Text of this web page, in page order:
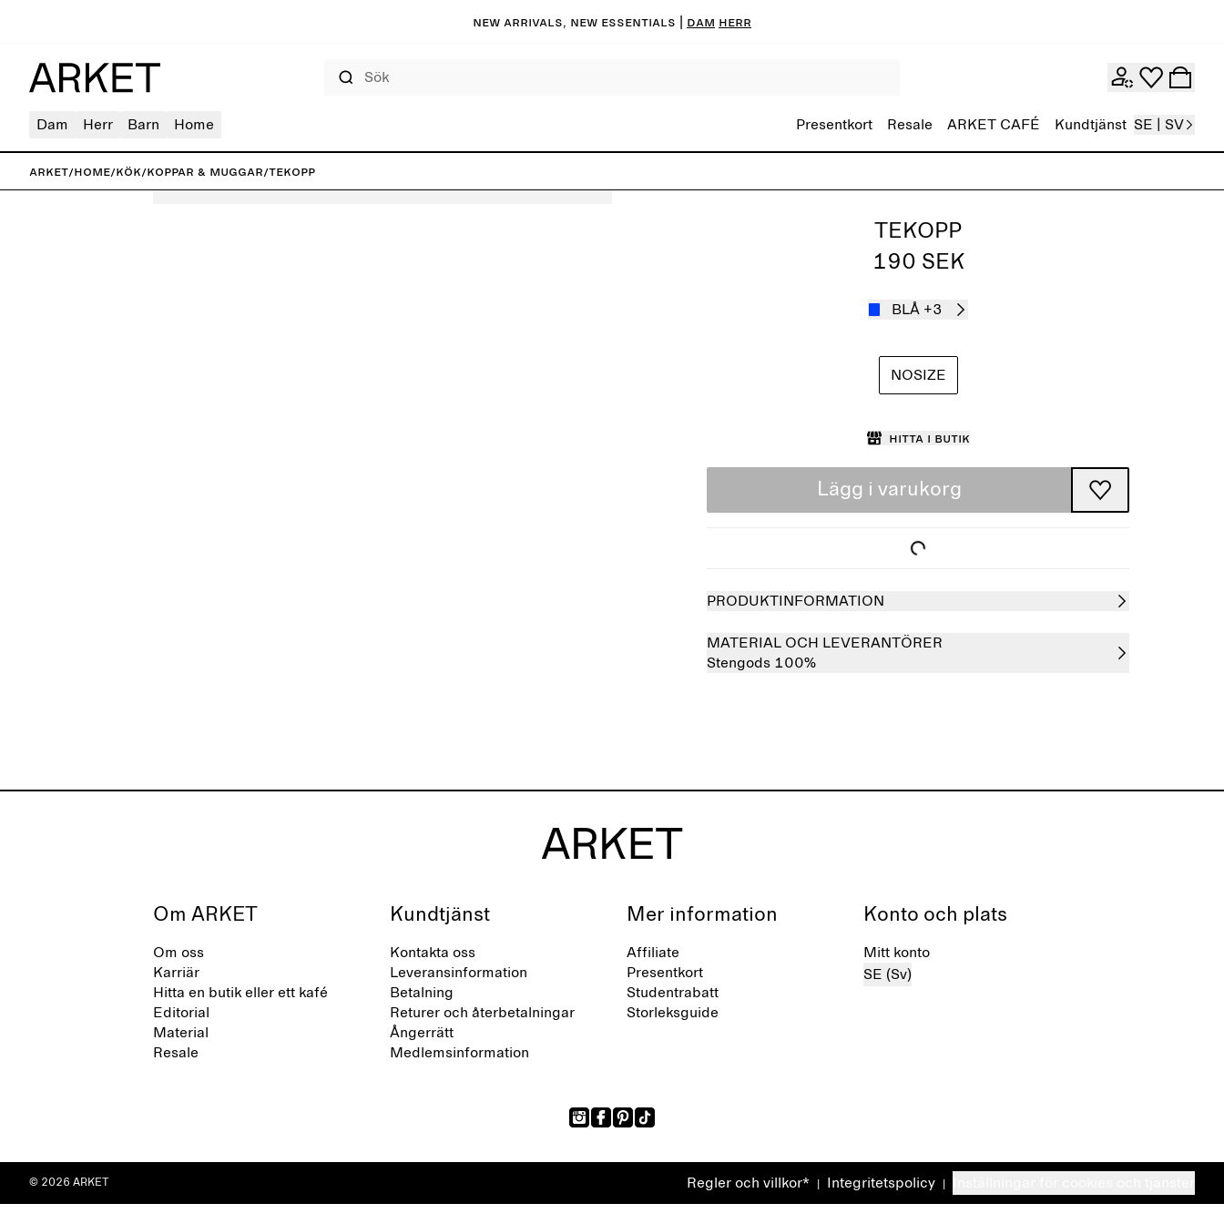
New arrivals, new essentials | Dam Herr
Dam Herr Barn Home Presentkort Resale ARKET CAFÉ Kundtjänst SE | SV
ARKET/Home/Kök/Koppar & muggar/Tekopp
TEKOPP
190 SEK
BLÅ +3
NOSIZE
Hitta i butik
Lägg i varukorg
PRODUKTINFORMATION
MATERIAL OCH LEVERANTÖRER
Stengods 100%
Om ARKET
Om oss
Karriär
Hitta en butik eller ett kafé
Editorial
Material
Resale
Kundtjänst
Kontakta oss
Leveransinformation
Betalning
Returer och återbetalningar
Ångerrätt
Medlemsinformation
Mer information
Affiliate
Presentkort
Studentrabatt
Storleksguide
Konto och plats
Mitt konto
SE (Sv)
Regler och villkor* Integritetspolicy
© 2026 ARKET